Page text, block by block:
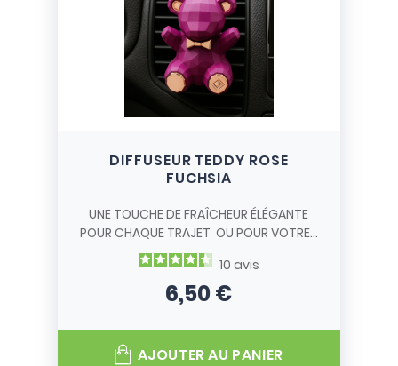
DIFFUSEUR TEDDY ROSE
FUCHSIA
UNE TOUCHE DE FRAÎCHEUR ÉLÉGANTE
POUR CHAQUE TRAJET OU POUR VOTRE...
10 avis
Prix
6,50 €
AJOUTER AU PANIER